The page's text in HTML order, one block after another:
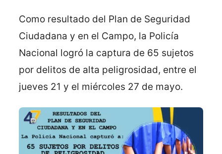
Como resultado del Plan de Seguridad
Ciudadana y en el Campo, la Policía
Nacional logró la captura de 65 sujetos
por delitos de alta peligrosidad, entre el
jueves 21 y el miércoles 27 de mayo.